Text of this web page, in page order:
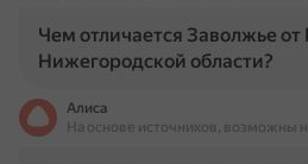
Чем отличается Заволжье
Нижегородской области?
Алиса
На основе источников, возможны